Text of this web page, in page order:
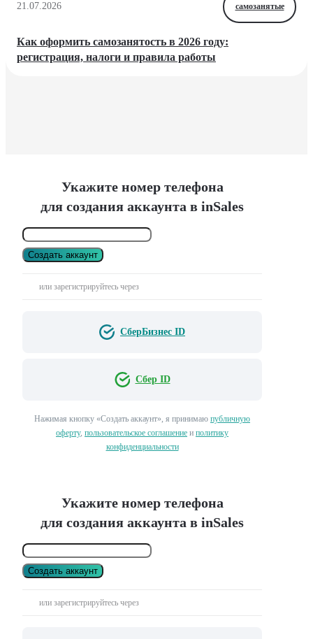
21.07.2026 самозанятые
Как оформить самозанятость в 2026 году:
регистрация, налоги и правила работы
Укажите номер телефона
для создания аккаунта в inSales
Создать аккаунт
или зарегистрируйтесь через
СберБизнес ID
Сбер ID
Нажимая кнопку «Создать аккаунт», я принимаю публичную
оферту, пользовательское соглашение и политику
конфиденциальности
Укажите номер телефона
для создания аккаунта в inSales
Создать аккаунт
или зарегистрируйтесь через